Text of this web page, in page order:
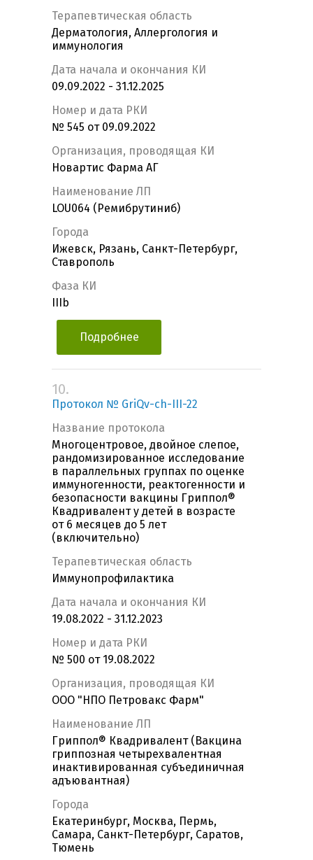
Терапевтическая область
Дерматология, Аллергология и
иммунология
Дата начала и окончания КИ
09.09.2022 - 31.12.2025
Номер и дата РКИ
№ 545 от 09.09.2022
Организация, проводящая КИ
Новартис Фарма АГ
Наименование ЛП
LOU064 (Ремибрутиниб)
Города
Ижевск, Рязань, Санкт-Петербург,
Ставрополь
Фаза КИ
IIIb
Подробнее
10.
Протокол № GriQv-ch-III-22
Название протокола
Многоцентровое, двойное слепое,
рандомизированное исследование
в параллельных группах по оценке
иммуногенности, реактогенности и
безопасности вакцины Гриппол®
Квадривалент у детей в возрасте
от 6 месяцев до 5 лет
(включительно)
Терапевтическая область
Иммунопрофилактика
Дата начала и окончания КИ
19.08.2022 - 31.12.2023
Номер и дата РКИ
№ 500 от 19.08.2022
Организация, проводящая КИ
ООО "НПО Петровакс Фарм"
Наименование ЛП
Гриппол® Квадривалент (Вакцина
гриппозная четырехвалентная
инактивированная субъединичная
адъювантная)
Города
Екатеринбург, Москва, Пермь,
Самара, Санкт-Петербург, Саратов,
Тюмень